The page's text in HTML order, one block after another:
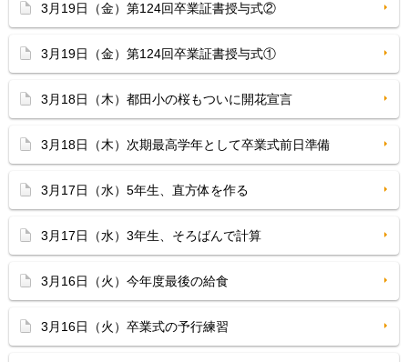
3月19日（金）第124回卒業証書授与式②
3月19日（金）第124回卒業証書授与式①
3月18日（木）都田小の桜もついに開花宣言
3月18日（木）次期最高学年として卒業式前日準備
3月17日（水）5年生、直方体を作る
3月17日（水）3年生、そろばんで計算
3月16日（火）今年度最後の給食
3月16日（火）卒業式の予行練習